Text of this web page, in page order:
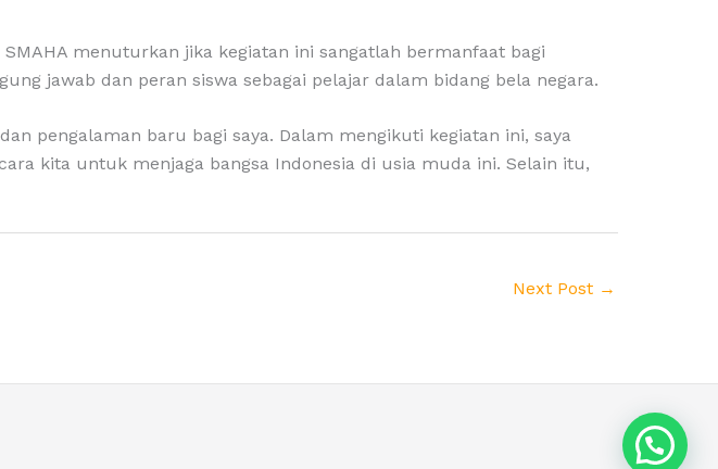
menuturkan jika kegiatan ini sangatlah bermanfaat bagi
jawab dan peran siswa sebagai pelajar dalam bidang bela negara.
pengalaman baru bagi saya. Dalam mengikuti kegiatan ini, saya
kita untuk menjaga bangsa Indonesia di usia muda ini. Selain itu,
Next Post →